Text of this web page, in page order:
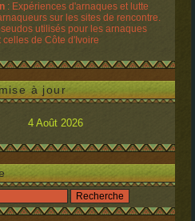
: Expériences d'arnaques et lutte
sur les sites de rencontre.
utilisés pour les arnaques
celles de Côte d'Ivoire
à jour
4 Août 2026